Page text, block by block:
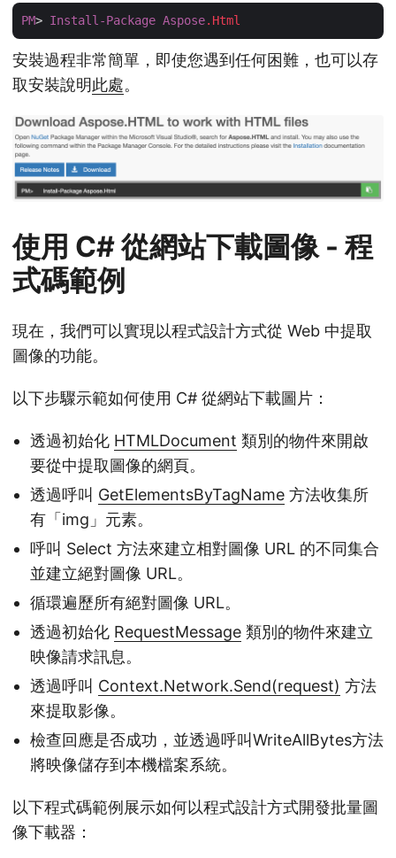
PM> Install-Package Aspose.Html
安裝過程非常簡單，即使您遇到任何困難，也可以存
取安裝說明此處。
使用 C# 從網站下載圖像 - 程
式碼範例
現在，我們可以實現以程式設計方式從 Web 中提取
圖像的功能。
以下步驟示範如何使用 C# 從網站下載圖片：
透過初始化 HTMLDocument 類別的物件來開啟
要從中提取圖像的網頁。
透過呼叫 GetElementsByTagName 方法收集所
有「img」元素。
呼叫 Select 方法來建立相對圖像 URL 的不同集合
並建立絕對圖像 URL。
循環遍歷所有絕對圖像 URL。
透過初始化 RequestMessage 類別的物件來建立
映像請求訊息。
透過呼叫 Context.Network.Send(request) 方法
來提取影像。
檢查回應是否成功，並透過呼叫WriteAllBytes方法
將映像儲存到本機檔案系統。
以下程式碼範例展示如何以程式設計方式開發批量圖
像下載器：